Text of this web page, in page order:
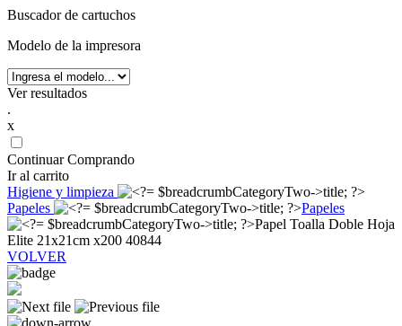
Buscador de cartuchos
Modelo de la impresora
Ver resultados
.
x
Continuar Comprando
Ir al carrito
Higiene y limpieza
Papeles
Papeles
Papel Toalla Doble Hoja
Elite 21x21cm x200 40844
VOLVER